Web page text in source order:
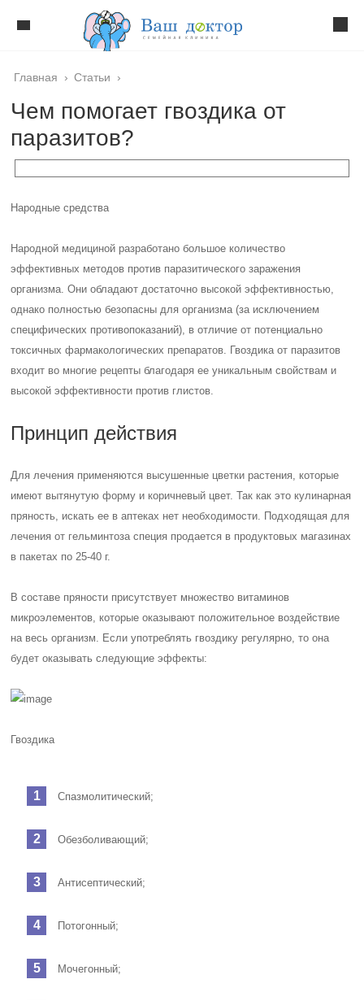
Главная › Статьи ›
Чем помогает гвоздика от
паразитов?
Народные средства
Народной медициной разработано большое количество
эффективных методов против паразитического заражения
организма. Они обладают достаточно высокой эффективностью,
однако полностью безопасны для организма (за исключением
специфических противопоказаний), в отличие от потенциально
токсичных фармакологических препаратов. Гвоздика от паразитов
входит во многие рецепты благодаря ее уникальным свойствам и
высокой эффективности против глистов.
Принцип действия
Для лечения применяются высушенные цветки растения, которые
имеют вытянутую форму и коричневый цвет. Так как это кулинарная
пряность, искать ее в аптеках нет необходимости. Подходящая для
лечения от гельминтоза специя продается в продуктовых магазинах
в пакетах по 25-40 г.
В составе пряности присутствует множество витаминов
микроэлементов, которые оказывают положительное воздействие
на весь организм. Если употреблять гвоздику регулярно, то она
будет оказывать следующие эффекты:
Гвоздика
Спазмолитический;
Обезболивающий;
Антисептический;
Потогонный;
Мочегонный;